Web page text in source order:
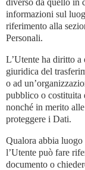
informazioni sul
riferimento alla
Personali.
L’Utente ha diritto
giuridica del
o ad
pubblico o costituita
nonché in merito
proteggere i Dati.
Qualora abbia luogo
l’Utente può fare
documento o